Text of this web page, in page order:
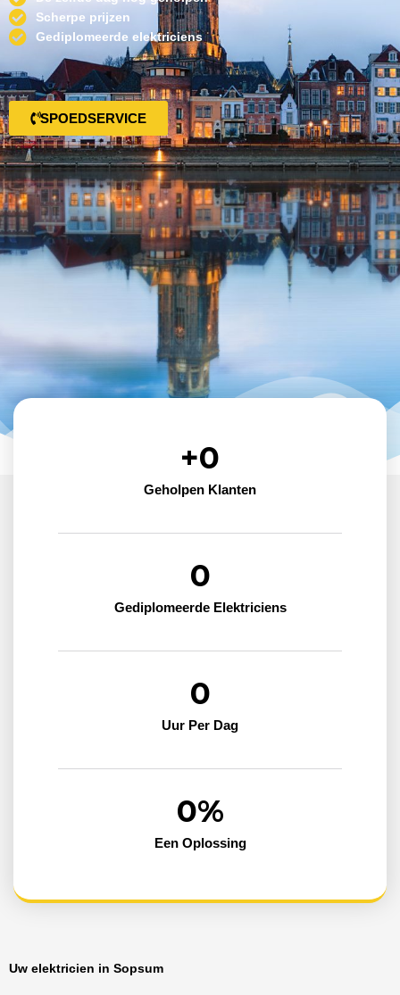
Scherpe prijzen
Gediplomeerde elektriciens
SPOEDSERVICE
Geholpen Klanten
+0
Gediplomeerde Elektriciens
0
Uur Per Dag
0
Een Oplossing
0%
Uw elektricien in Sopsum